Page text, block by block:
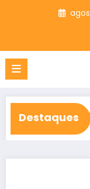
Destaques
conquista nota